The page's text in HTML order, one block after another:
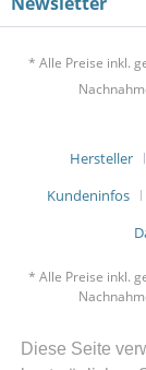
Diese Seite
* Alle Preise inkl.
Hersteller
Kundeninfos
* Alle Preise inkl.